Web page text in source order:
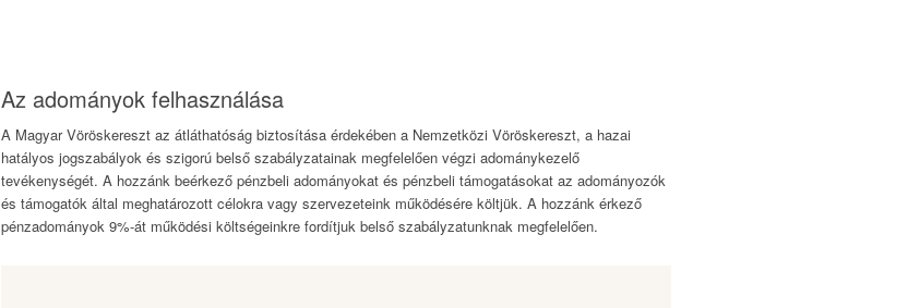
Az adományok felhasználása
A Magyar Vöröskereszt az átláthatóság biztosítása érdekében a Nemzetközi Vöröskereszt, a hazai
hatályos jogszabályok és szigorú belső szabályzatainak megfelelően végzi adománykezelő
tevékenységét. A hozzánk beérkező pénzbeli adományokat és pénzbeli támogatásokat az adományozók
és támogatók által meghatározott célokra vagy szervezeteink működésére költjük. A hozzánk érkező
pénzadományok 9%-át működési költségeinkre fordítjuk belső szabályzatunknak megfelelően.